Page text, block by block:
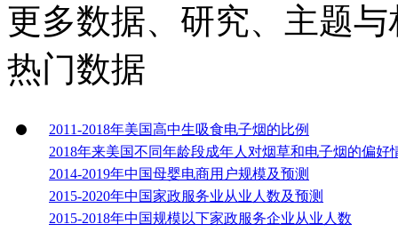
更多数据、研究、主题
热门数据
2011-2018年美国高中生吸食电子烟的比例
2018年来美国不同年龄段成年人对烟草和电子烟的偏好
2014-2019年中国母婴电商用户规模及预测
2015-2020年中国家政服务业从业人数及预测
2015-2018年中国规模以下家政服务企业从业人数